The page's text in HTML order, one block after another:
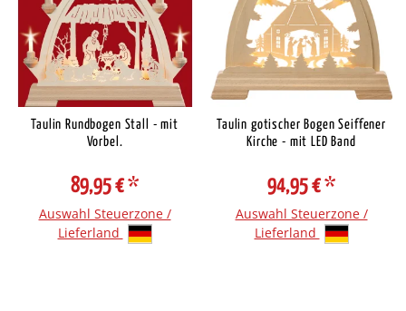
Taulin Rundbogen Stall - mit
Vorbel.
89,95 €*
Auswahl Steuerzone /
Lieferland
Taulin gotischer Bogen Seiffener
Kirche - mit LED Band
94,95 €*
Auswahl Steuerzone /
Lieferland